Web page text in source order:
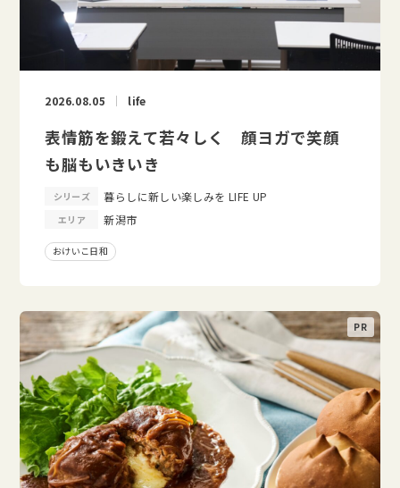
2026.08.05 life
表情筋を鍛えて若々しく 顔ヨガで笑顔
も脳もいきいき
シリーズ 暮らしに新しい楽しみを LIFE UP
エリア 新潟市
おけいこ日和